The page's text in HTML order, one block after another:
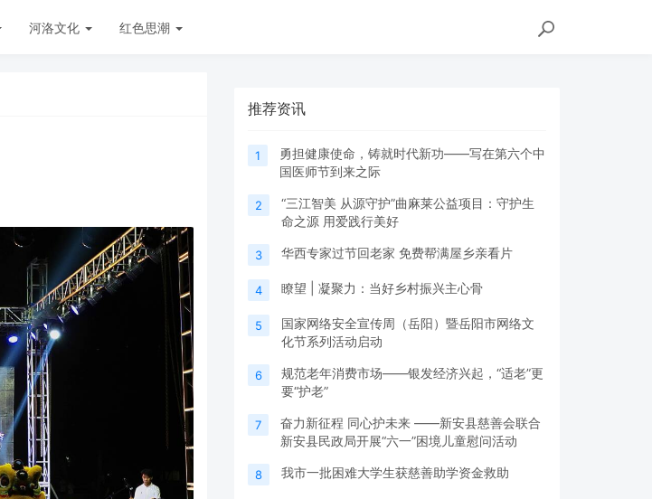
河洛文化 红色思潮
推荐资讯
1
勇担健康使命，铸就时代新功——写在第六个中
国医师节到来之际
2
“三江智美 从源守护”曲麻莱公益项目：守护生
命之源 用爱践行美好
3 华西专家过节回老家 免费帮满屋乡亲看片
4 瞭望 | 凝聚力：当好乡村振兴主心骨
5
国家网络安全宣传周（岳阳）暨岳阳市网络文
化节系列活动启动
6
规范老年消费市场——银发经济兴起，“适老”更
要“护老”
7
奋力新征程 同心护未来 ——新安县慈善会联合
新安县民政局开展“六一”困境儿童慰问活动
8 我市一批困难大学生获慈善助学资金救助